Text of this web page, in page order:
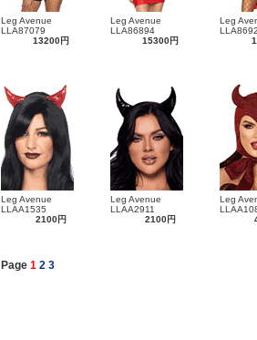
Leg Avenue
LLA87079
13200円
Leg Avenue
LLA86894
15300円
Leg
Leg Avenue
LLAA1535
2100円
Leg Avenue
LLAA2911
2100円
Leg
Page 1 2 3